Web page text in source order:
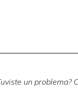
un problema?